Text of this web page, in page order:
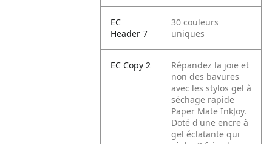
EC
Header 7
30 couleurs
uniques
EC Copy 2
Répandez la joie et
non des bavures
avec les stylos gel à
séchage rapide
Paper Mate InkJoy.
Doté d'une encre à
gel éclatante qui